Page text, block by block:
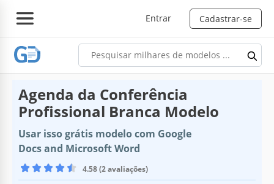
Entrar Cadastrar-se
Agenda da Conferência
Profissional Branca Modelo
Usar isso grátis modelo com Google
Docs and Microsoft Word
4.58 (2 avaliações)